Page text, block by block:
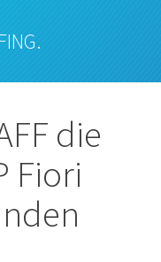
die
Fiori